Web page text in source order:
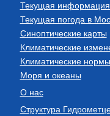
Текущая
Текущая погода в
Синоптические карты
Климатические
Климатические нормы
Моря и океаны
О нас
Структура